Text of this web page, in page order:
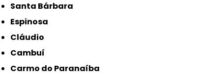
Santa Bárbara
Espinosa
Cláudio
Cambuí
Carmo do Paranaíba